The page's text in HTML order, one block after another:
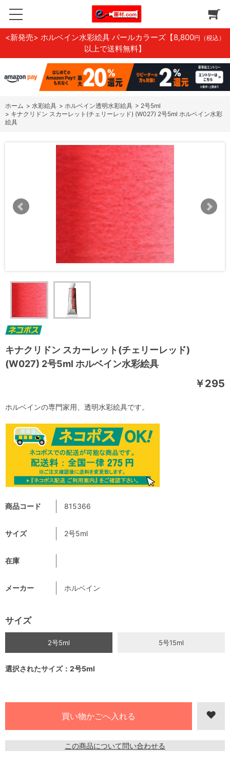
<新発売> ホルベイン水彩絵具 パールカラーズ 【8,800円（税込）
以上で送料無料】
ホーム > 水彩絵具 > ホルベイン透明水彩絵具 > 2号5ml
> キナクリドン スカーレット(チェリーレッド) (W027) 2号5ml ホルベイン水彩
絵具
キナクリドン スカーレット(チェリーレッド)
(W027) 2号5ml ホルベイン水彩絵具
￥295
商品コード 815366
サイズ 2号5ml
在庫
メーカー ホルベイン
サイズ
2号5ml 5号15ml
選択されたサイズ：2号5ml
この商品について問い合わせる
ホルベインの専門家用、透明水彩絵具です。